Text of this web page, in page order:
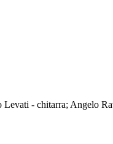
- chitarra; Angelo